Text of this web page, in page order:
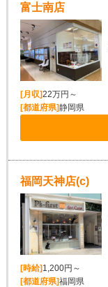
富士南店
[月収]22万円～
[都道府県]静岡県
福岡天神店(c)
[時給]1,200円～
[都道府県]福岡県